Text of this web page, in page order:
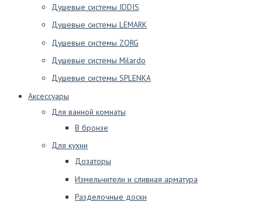
Душевые системы IDDIS
Душевые системы LEMARK
Душевые системы ZORG
Душевые системы Milardo
Душевые системы SPLENKA
Аксессуары
Для ванной комнаты
В бронзе
Для кухни
Дозаторы
Измельчители и сливная арматура
Разделочные доски